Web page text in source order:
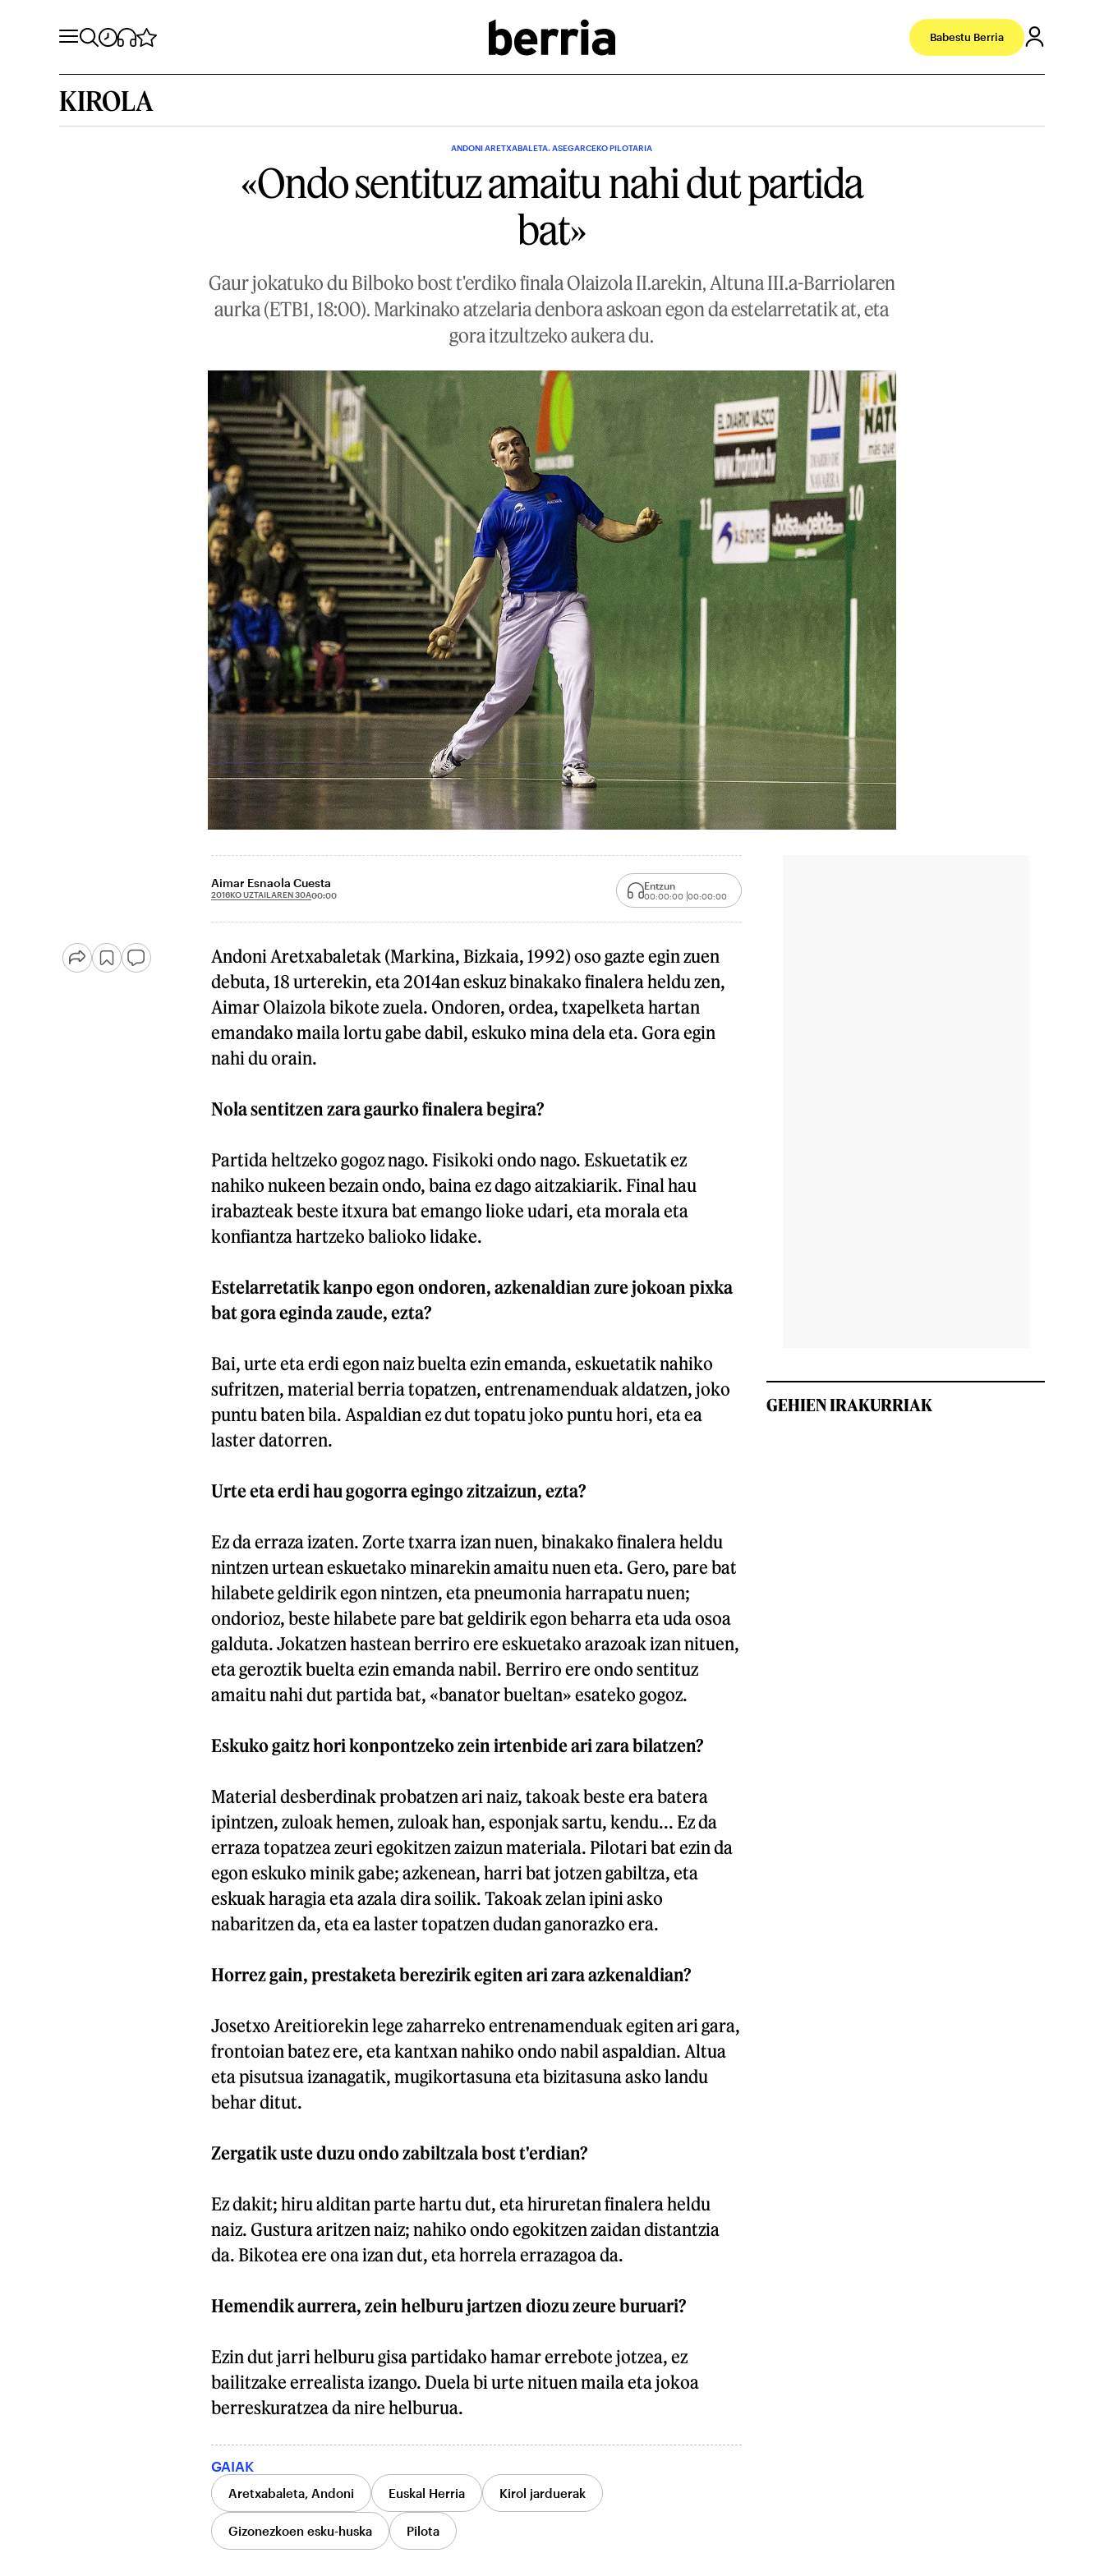
Babestu Berria
KIROLA
ANDONI ARETXABALETA. ASEGARCEKO PILOTARIA
«Ondo sentituz amaitu nahi dut partida
bat»
Gaur jokatuko du Bilboko bost t'erdiko finala Olaizola II.arekin, Altuna III.a-Barriolaren
aurka (ETB1, 18:00). Markinako atzelaria denbora askoan egon da estelarretatik at, eta
gora itzultzeko aukera du.
Aimar Esnaola Cuesta
2016KO UZTAILAREN 30A00:00
Entzun
00:00:00 00:00:00
Andoni Aretxabaletak (Markina, Bizkaia, 1992) oso gazte egin zuen
debuta, 18 urterekin, eta 2014an eskuz binakako finalera heldu zen,
Aimar Olaizola bikote zuela. Ondoren, ordea, txapelketa hartan
emandako maila lortu gabe dabil, eskuko mina dela eta. Gora egin
nahi du orain.
Nola sentitzen zara gaurko finalera begira?
Partida heltzeko gogoz nago. Fisikoki ondo nago. Eskuetatik ez
nahiko nukeen bezain ondo, baina ez dago aitzakiarik. Final hau
irabazteak beste itxura bat emango lioke udari, eta morala eta
konfiantza hartzeko balioko lidake.
Estelarretatik kanpo egon ondoren, azkenaldian zure jokoan pixka
bat gora eginda zaude, ezta?
Bai, urte eta erdi egon naiz buelta ezin emanda, eskuetatik nahiko
sufritzen, material berria topatzen, entrenamenduak aldatzen, joko
puntu baten bila. Aspaldian ez dut topatu joko puntu hori, eta ea
laster datorren.
Urte eta erdi hau gogorra egingo zitzaizun, ezta?
Ez da erraza izaten. Zorte txarra izan nuen, binakako finalera heldu
nintzen urtean eskuetako minarekin amaitu nuen eta. Gero, pare bat
hilabete geldirik egon nintzen, eta pneumonia harrapatu nuen;
ondorioz, beste hilabete pare bat geldirik egon beharra eta uda osoa
galduta. Jokatzen hastean berriro ere eskuetako arazoak izan nituen,
eta geroztik buelta ezin emanda nabil. Berriro ere ondo sentituz
amaitu nahi dut partida bat, «banator bueltan» esateko gogoz.
Eskuko gaitz hori konpontzeko zein irtenbide ari zara bilatzen?
Material desberdinak probatzen ari naiz, takoak beste era batera
ipintzen, zuloak hemen, zuloak han, esponjak sartu, kendu... Ez da
erraza topatzea zeuri egokitzen zaizun materiala. Pilotari bat ezin da
egon eskuko minik gabe; azkenean, harri bat jotzen gabiltza, eta
eskuak haragia eta azala dira soilik. Takoak zelan ipini asko
nabaritzen da, eta ea laster topatzen dudan ganorazko era.
Horrez gain, prestaketa berezirik egiten ari zara azkenaldian?
Josetxo Areitiorekin lege zaharreko entrenamenduak egiten ari gara,
frontoian batez ere, eta kantxan nahiko ondo nabil aspaldian. Altua
eta pisutsua izanagatik, mugikortasuna eta bizitasuna asko landu
behar ditut.
Zergatik uste duzu ondo zabiltzala bost t'erdian?
Ez dakit; hiru alditan parte hartu dut, eta hiruretan finalera heldu
naiz. Gustura aritzen naiz; nahiko ondo egokitzen zaidan distantzia
da. Bikotea ere ona izan dut, eta horrela errazagoa da.
Hemendik aurrera, zein helburu jartzen diozu zeure buruari?
Ezin dut jarri helburu gisa partidako hamar errebote jotzea, ez
bailitzake errealista izango. Duela bi urte nituen maila eta jokoa
berreskuratzea da nire helburua.
GAIAK
Aretxabaleta, Andoni Euskal Herria Kirol jarduerak
Gizonezkoen esku-huska Pilota
GEHIEN IRAKURRIAK